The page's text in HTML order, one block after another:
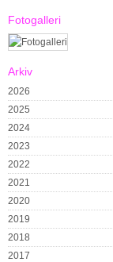
Fotogalleri
Arkiv
2026
2025
2024
2023
2022
2021
2020
2019
2018
2017